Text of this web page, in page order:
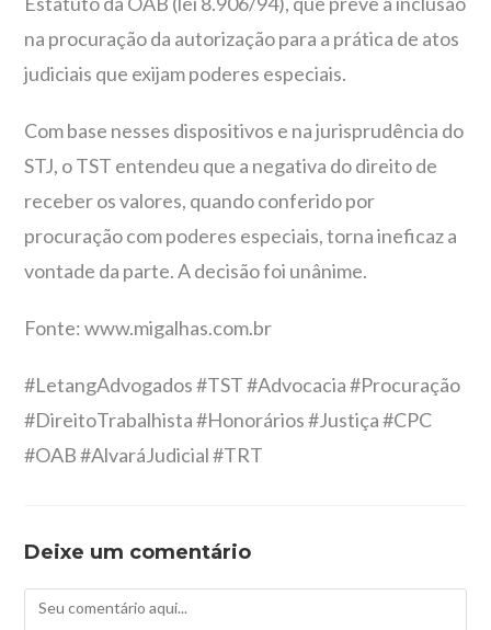
na procuração da autorização para a prática de atos
judiciais que exijam poderes especiais.
Com base nesses dispositivos e na jurisprudência do
STJ, o TST entendeu que a negativa do direito de
receber os valores, quando conferido por
procuração com poderes especiais, torna ineficaz a
vontade da parte. A decisão foi unânime.
Fonte: www.migalhas.com.br
#LetangAdvogados #TST #Advocacia #Procuração
#DireitoTrabalhista #Honorários #Justiça #CPC
#OAB #AlvaráJudicial #TRT
Deixe um comentário